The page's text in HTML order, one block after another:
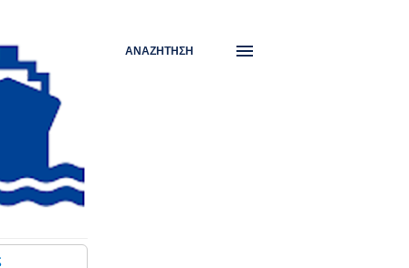
ΑΝΑΖΉΤΗΣΗ